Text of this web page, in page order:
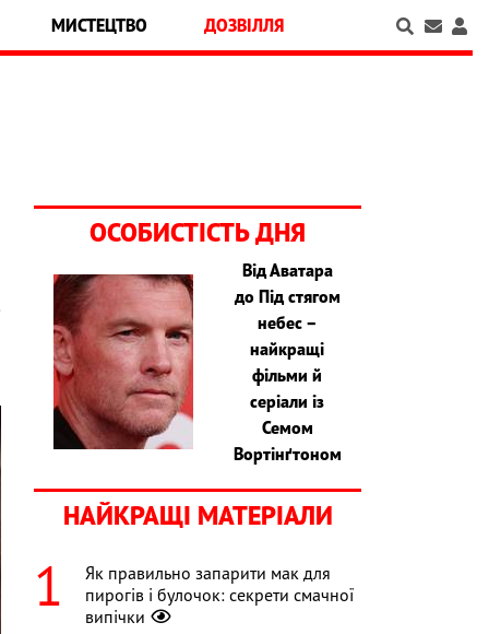
МИСТЕЦТВО ДОЗВІЛЛЯ
ОСОБИСТІСТЬ ДНЯ
Від Аватара
до Під стягом
небес –
найкращі
фільми й
серіали із
Семом
Вортінґтоном
НАЙКРАЩІ МАТЕРІАЛИ
Як правильно запарити мак для
пирогів і булочок: секрети смачної
випічки